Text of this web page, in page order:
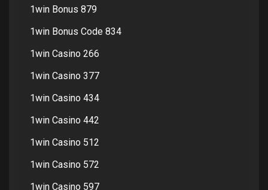
1win Bonus 879
1win Bonus Code 834
1win Casino 266
1win Casino 377
1win Casino 434
1win Casino 442
1win Casino 512
1win Casino 572
1win Casino 597